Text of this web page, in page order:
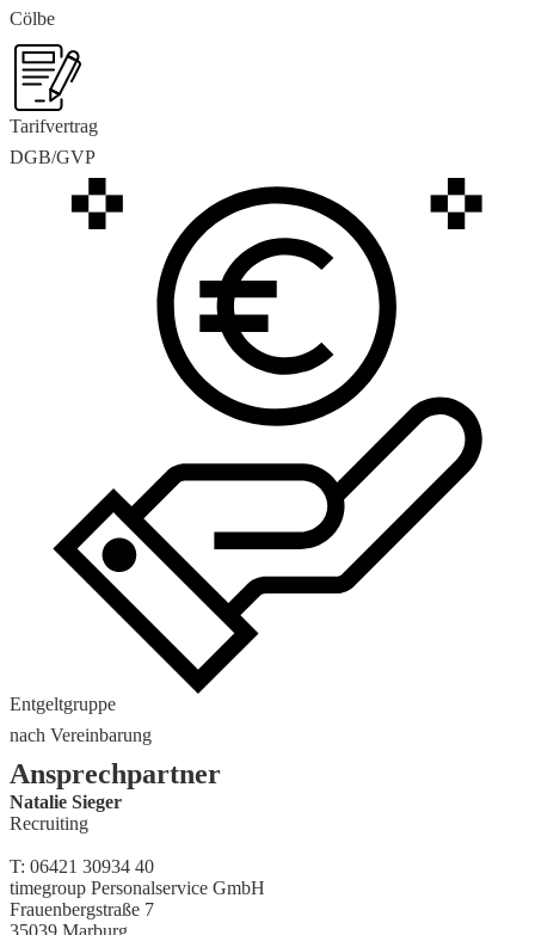
Cölbe
Tarifvertrag
DGB/GVP
Entgeltgruppe
nach Vereinbarung
Ansprechpartner
Natalie Sieger
Recruiting
T: 06421 30934 40
timegroup Personalservice GmbH
Frauenbergstraße 7